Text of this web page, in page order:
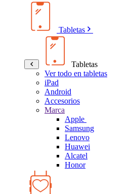
Tabletas
Tabletas
Ver todo en tabletas
iPad
Android
Accesorios
Marca
Apple
Samsung
Lenovo
Huawei
Alcatel
Honor